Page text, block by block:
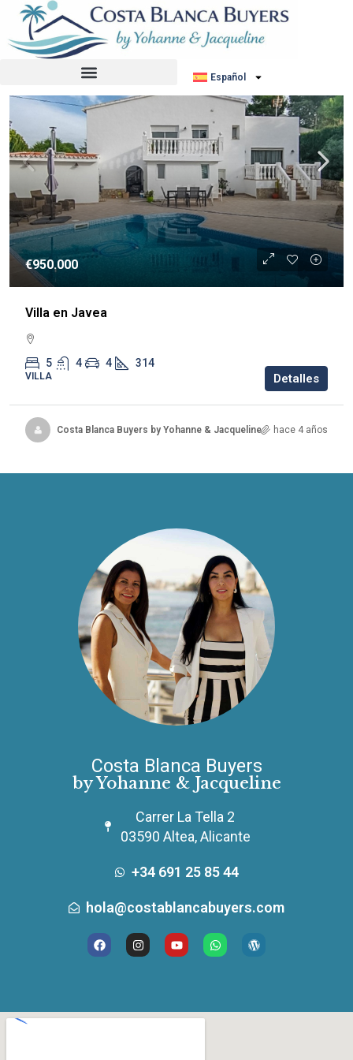
Español
Ordenar por: Orden por defecto
€950.000
Villa en Javea
5 4 4 314
VILLA Detalles
Costa Blanca Buyers by Yohanne & Jacqueline hace 4 años
Costa Blanca Buyers
by Yohanne & Jacqueline
Carrer La Tella 2
03590 Altea, Alicante
+34 691 25 85 44
hola@costablancabuyers.com